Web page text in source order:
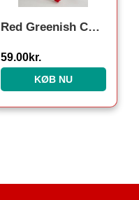
Red Greenish Christmas Socks. Julesokker
59.00kr.
KØB NU